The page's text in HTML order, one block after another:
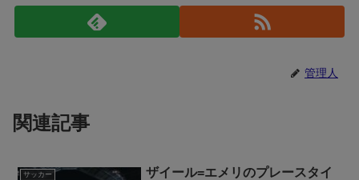
管理人
関連記事
サッカー
ザイール=エメリのプレースタイ